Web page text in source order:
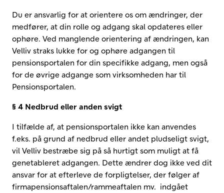
Du er ansvarlig for at orientere os om ændringer, der
medfører, at din rolle og adgang skal opdateres eller
ophøre. Ved manglende orientering af ændringen, kan
Velliv straks lukke for og ophøre adgangen til
pensionsportalen for din specifikke adgang, men også
for de øvrige adgange som virksomheden har til
Pensionsportalen.
§ 4 Nedbrud eller anden svigt
I tilfælde af, at pensionsportalen ikke kan anvendes
f.eks. på grund af nedbrud eller andet pludseligt svigt,
vil Velliv bestræbe sig på så hurtigt som muligt at få
genetableret adgangen. Dette ændrer dog ikke ved dit
ansvar for at efterleve de forpligtelser, der følger af
firmapensionsaftalen/rammeaftalen mv. indgået